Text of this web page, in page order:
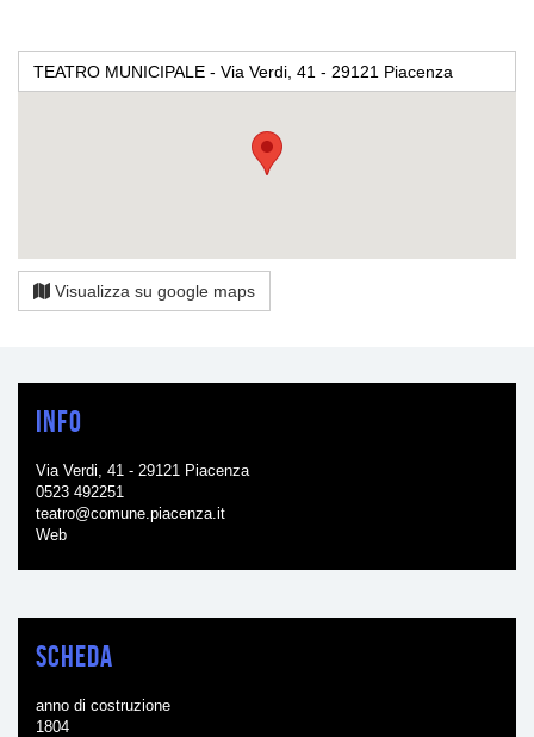
TEATRO MUNICIPALE - Via Verdi, 41 - 29121 Piacenza
Visualizza su google maps
Info
Via Verdi, 41 - 29121 Piacenza
0523 492251
teatro@comune.piacenza.it
Web
Scheda
anno di costruzione
1804